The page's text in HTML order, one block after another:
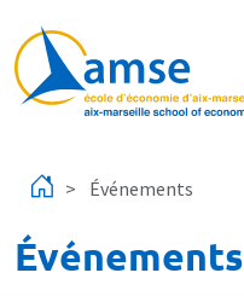
Événements
Événements